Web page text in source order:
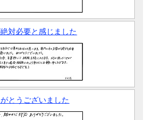
対必要と感じました
とうございました